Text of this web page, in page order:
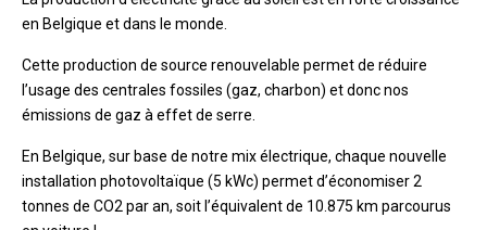
en Belgique et dans le monde.
Cette production de source renouvelable permet de réduire
l’usage des centrales fossiles (gaz, charbon) et donc nos
émissions de gaz à effet de serre.
En Belgique, sur base de notre mix électrique, chaque nouvelle
installation photovoltaïque (5 kWc) permet d’économiser 2
tonnes de CO2 par an, soit l’équivalent de 10.875 km parcourus